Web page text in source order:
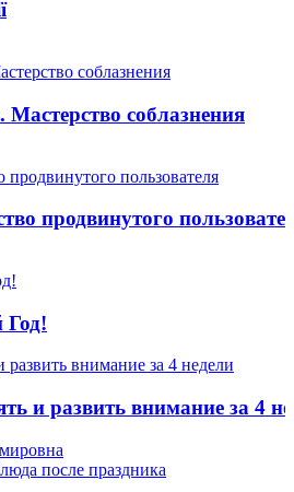
соблазнения
продвинутого
и развить внимание за 4